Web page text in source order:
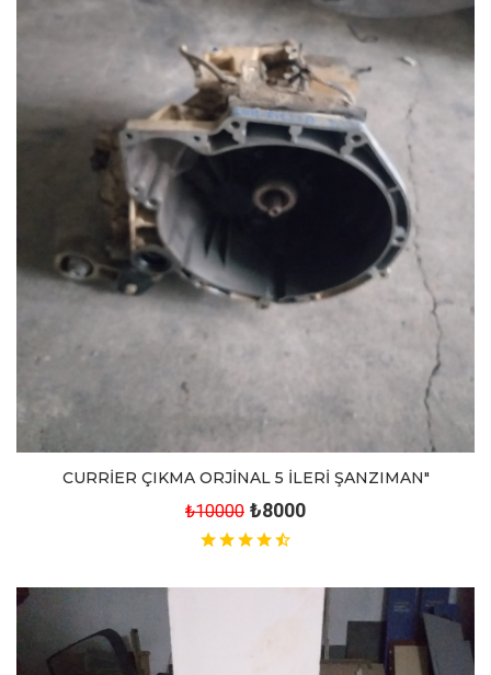
CURRİER ÇIKMA ORJİNAL 5 İLERİ ŞANZIMAN"
₺10000 ₺8000